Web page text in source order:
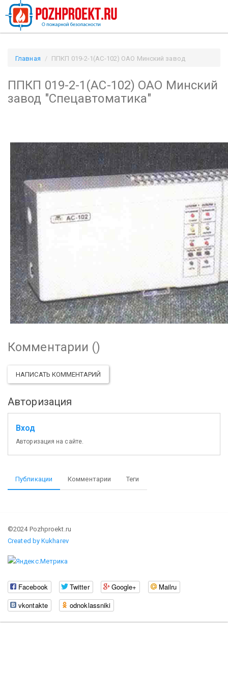
Главная
ППКП 019-2-1(АС-102) ОАО Минский завод
ППКП 019-2-1(АС-102) ОАО Минский
завод "Спецавтоматика"
Комментарии ()
НАПИСАТЬ КОММЕНТАРИЙ
Авторизация
Вход
Авторизация на сайте.
Публикации Комментарии Теги
©2024 Pozhproekt.ru
Created by Kukharev
Facebook Twitter Google+
Mailru
vkontakte
odnoklassniki